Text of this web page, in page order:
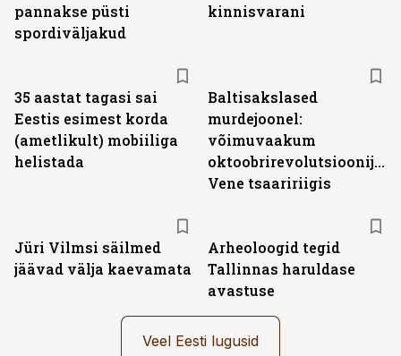
pannakse püsti
spordiväljakud
kinnisvarani
35 aastat tagasi sai
Eestis esimest korda
(ametlikult) mobiiliga
helistada
Baltisakslased
murdejoonel:
võimuvaakum
Vene tsaaririigis
Jüri Vilmsi säilmed
jäävad välja kaevamata
Arheoloogid tegid
Tallinnas haruldase
avastuse
Veel Eesti lugusid